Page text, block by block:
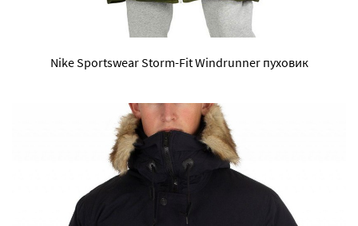
Nike Sportswear Storm-Fit Windrunner пуховик